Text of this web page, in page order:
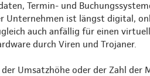
Termin- und
Unternehmen ist längst digital,
auch anfällig für einen
durch Viren und Trojaner.
Umsatzhöhe oder der Zahl